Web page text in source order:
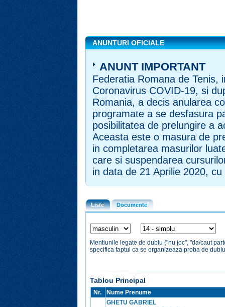
ANUNTURI OFICIALE
ANUNT IMPORTANT
Federatia Romana de Tenis,
Coronavirus COVID-19, si
Romania, a decis anularea
programate a se desfasura
posibilitatea de prelungire a
Aceasta este o masura de
in completarea masurilor
care si suspendarea
in data de 21 Aprilie 2020,
Liste Documente
Mentiunile legate de dublu ("nu joc", "da/caut
specifica faptul ca se organizeaza proba de
Tablou Principal
Nr. Nume Prenume
GHETU GABRIEL